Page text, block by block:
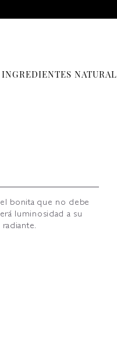
bonita que no debe
luminosidad a su